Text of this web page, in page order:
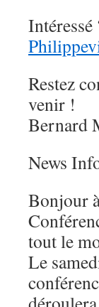
Intéressé
Restez
venir !
Bernard
News
Bonjour
tout le
Le